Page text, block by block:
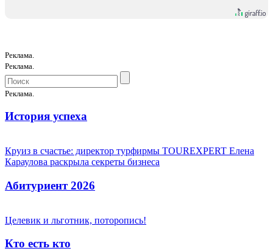
Реклама.
Реклама.
Реклама.
История успеха
Круиз в счастье: директор турфирмы TOUREXPERT Елена
Караулова раскрыла секреты бизнеса
Абитуриент 2026
Целевик и льготник, поторопись!
Кто есть кто